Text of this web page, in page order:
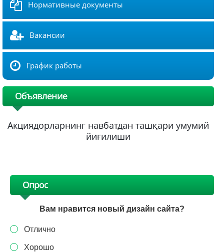
Нормативные документы
Вакансии
График работы
Объявление
Акциядорларнинг навбатдан ташқари умумий
йиғилиши
Опрос
Вам нравится новый дизайн сайта?
Отлично
Хорошо